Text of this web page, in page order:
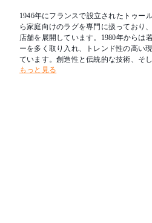
1946年にフランスで設立されたトゥー
ら家庭向けのラグを専門に扱っており
店舗を展開しています。1980年からは
ーを多く取り入れ、トレンド性の高い
ています。創造性と伝統的な技術、そ
たそのコレクションは、生産拠点はイ
もっと見る